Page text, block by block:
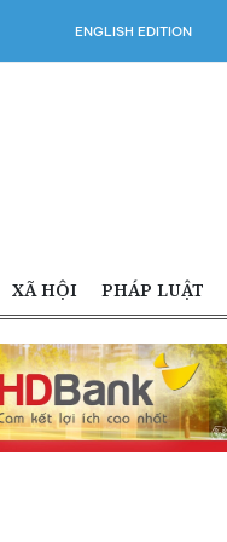
ENGLISH EDITION
XÃ HỘI PHÁP LUẬT